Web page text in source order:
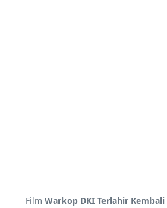
Film Warkop DKI Terlahir Kembali